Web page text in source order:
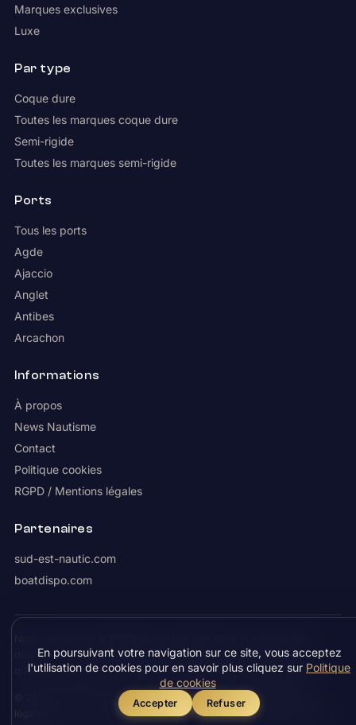
En poursuivant votre navigation sur ce site, vous acceptez
l'utilisation de cookies pour en savoir plus cliquez sur Politique
de cookies
Accepter Refuser
Marques exclusives
Luxe
Par type
Coque dure
Toutes les marques coque dure
Semi-rigide
Toutes les marques semi-rigide
Ports
Tous les ports
Agde
Ajaccio
Anglet
Antibes
Arcachon
Informations
À propos
News Nautisme
Contact
Politique cookies
RGPD / Mentions légales
Partenaires
sud-est-nautic.com
boatdispo.com
données. Les coordonnées demandées sur Boatcible ne servent
qu'à vous contacter : aucune vente à un tiers n'est effectuée.
© 2026 Boatcible.com ·Politique cookies·
RGPD / Mentions
HDVMA.FR, agence IA en référencement (SEO